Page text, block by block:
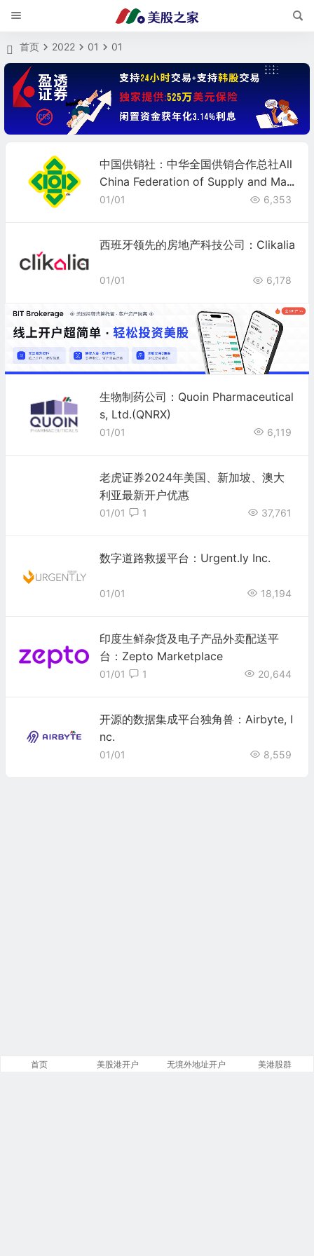
首页 2022 01 01
中国供销社：中华全国供销合作总社All
China Federation of Supply and Mar
keting Cooperatives
01/01 6,353
西班牙领先的房地产科技公司：Clikalia
01/01 6,178
生物制药公司：Quoin Pharmaceutical
s, Ltd.(QNRX)
01/01 6,119
老虎证券2024年美国、新加坡、澳大
利亚最新开户优惠
01/01 37,761
1
数字道路救援平台：Urgent.ly Inc.
01/01 18,194
印度生鲜杂货及电子产品外卖配送平
台：Zepto Marketplace
01/01 20,644
1
开源的数据集成平台独角兽：Airbyte, I
nc.
01/01 8,559
首页 美股港开户 无境外地址开户 美港股群